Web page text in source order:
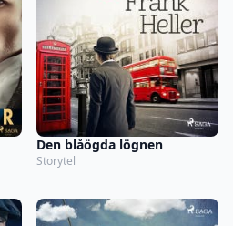
Den blåögda lögnen
Storytel